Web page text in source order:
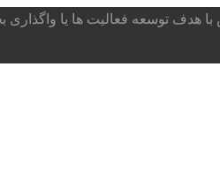
با هدف توسعه فعالیت ها یا واگذاری